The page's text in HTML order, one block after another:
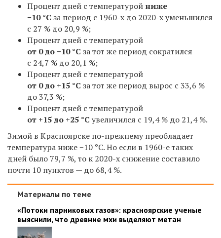
Процент дней с температурой ниже
−10 °С за период с 1960-х до 2020-х уменьшился
с 27 % до 20,9 %;
Процент дней с температурой
от 0 до −10 °С за тот же период сократился
с 24,7 % до 20,1 %;
Процент дней с температурой
от 0 до +15 °С за тот же период вырос с 33,6 %
до 37,3 %;
Процент дней с температурой
от +15 до +25 °С увеличился с 19,4 % до 21,4 %.
Зимой в Красноярске по-прежнему преобладает
температура ниже −10 °С. Но если в 1960-е таких
дней было 79,7 %, то к 2020-х снижение составило
почти 10 пунктов — до 68,4 %.
Материалы по теме
«Потоки парниковых газов»: красноярские ученые
выяснили, что древние мхи выделяют метан